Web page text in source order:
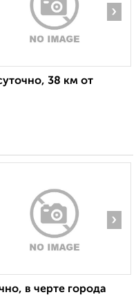
›
38 км от
›
в черте города